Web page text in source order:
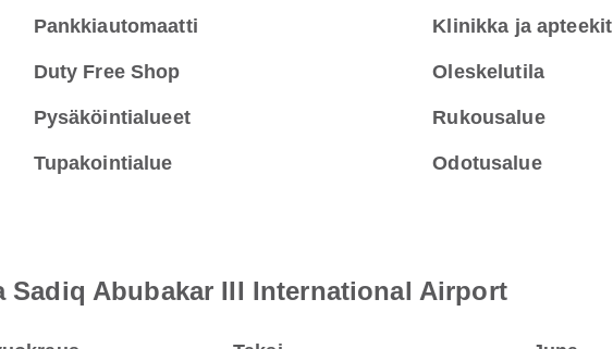
Pankkiautomaatti Klinikka ja apteekit
Duty Free Shop Oleskelutila
Pysäköintialueet Rukousalue
Tupakointialue Odotusalue
Abubakar III International Airport